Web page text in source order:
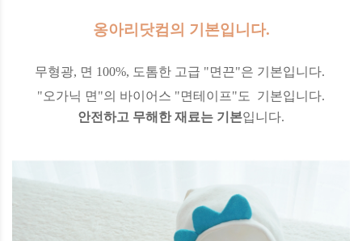
옹아리닷컴의 기본입니다.
무형광, 면 100%, 도톰한 고급 "면끈"은 기본입니다.
"오가닉 면"의 바이어스 "면테이프"도 기본입니다.
안전하고 무해한 재료는 기본입니다.